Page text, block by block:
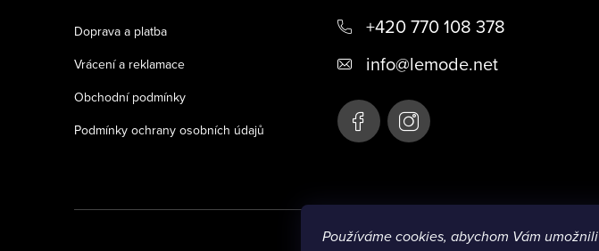
Používáme cookies, abychom Vám umožnili
Doprava a platba
Vrácení a reklamace
Obchodní podmínky
Podmínky ochrany osobních údajů
+420 770 108 378
info@lemode.net